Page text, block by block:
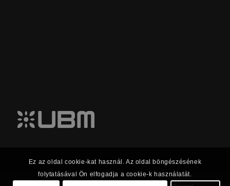
Ez az oldal cookie-kat használ. Az oldal böngészésének
folytatásával Ön elfogadja a cookie-k használatát.